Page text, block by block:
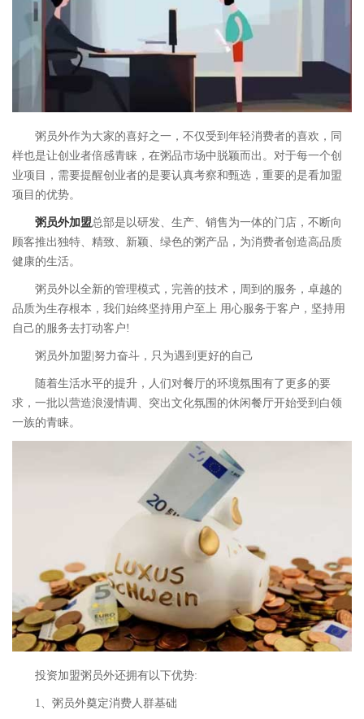
粥员外作为大家的喜好之一，不仅受到年轻消费者的喜欢，同
样也是让创业者倍感青睐，在粥品市场中脱颖而出。对于每一个创
业项目，需要提醒创业者的是要认真考察和甄选，重要的是看加盟
项目的优势。
粥员外加盟总部是以研发、生产、销售为一体的门店，不断向
顾客推出独特、精致、新颖、绿色的粥产品，为消费者创造高品质
健康的生活。
粥员外以全新的管理模式，完善的技术，周到的服务，卓越的
品质为生存根本，我们始终坚持用户至上 用心服务于客户，坚持用
自己的服务去打动客户!
粥员外加盟|努力奋斗，只为遇到更好的自己
随着生活水平的提升，人们对餐厅的环境氛围有了更多的要
求，一批以营造浪漫情调、突出文化氛围的休闲餐厅开始受到白领
一族的青睐。
投资加盟粥员外还拥有以下优势:
1、粥员外奠定消费人群基础